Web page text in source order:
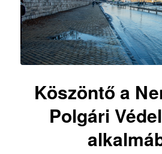
Köszöntő a
Polgári